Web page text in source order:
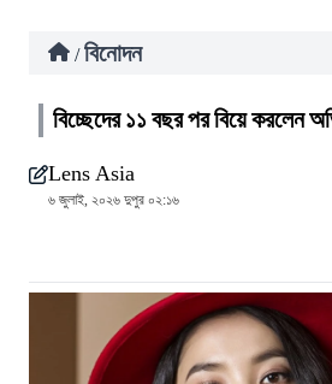
/ বিনোদন
বিচ্ছেদের ১১ বছর পর বিয়ে করলেন
Lens Asia
৬ জুলাই, ২০২৬ দুপুর ০২:১৬